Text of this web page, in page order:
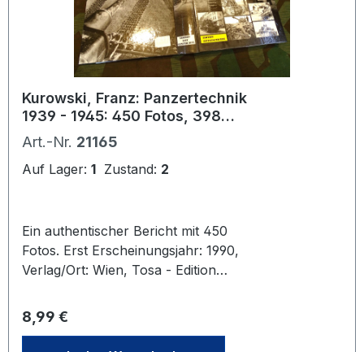
Kurowski, Franz: Panzertechnik
1939 - 1945: 450 Fotos, 398
Seiten
Art.-Nr. 21165
Auf Lager: 1 Zustand: 2
Ein authentischer Bericht mit 450
Fotos. Erst Erscheinungsjahr: 1990,
Verlag/Ort: Wien, Tosa - Edition
). 28,5x21. Farbig illustrierter Original
- Pappband ( Hardcover ). Gutes u.
sauberes Exemplar - fast neuwertig.
Regulärer Preis:
8,99 €